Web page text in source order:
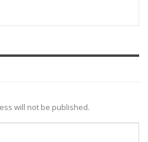
will not be published.